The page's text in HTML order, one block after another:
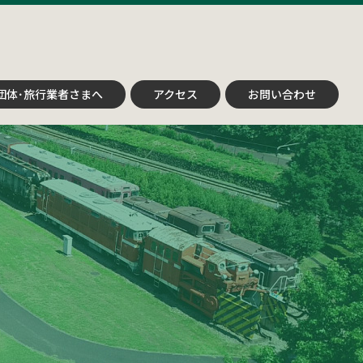
体･旅行業者さまへ アクセス お問い合わせ